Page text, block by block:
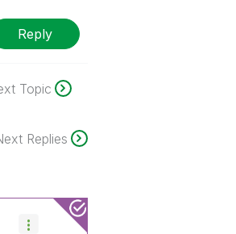
Reply
Topic
Replies